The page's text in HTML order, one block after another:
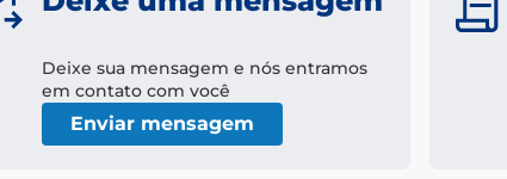
Deixe sua mensagem e nós entramos
em contato com você
Enviar mensagem